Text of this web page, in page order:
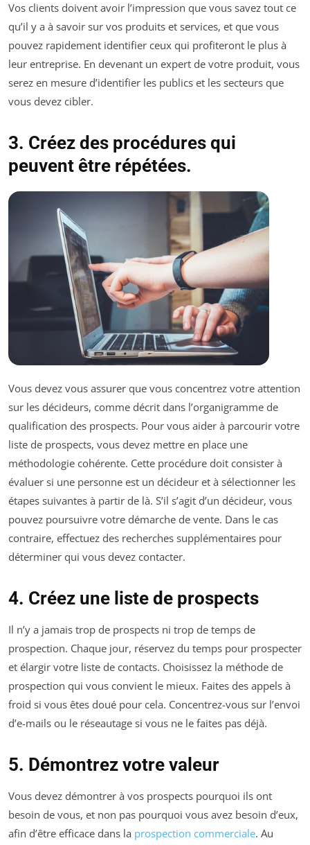
Vos clients doivent avoir l’impression que vous savez tout ce
qu’il y a à savoir sur vos produits et services, et que vous
pouvez rapidement identifier ceux qui profiteront le plus à
leur entreprise. En devenant un expert de votre produit, vous
serez en mesure d’identifier les publics et les secteurs que
vous devez cibler.
3. Créez des procédures qui
peuvent être répétées.
Vous devez vous assurer que vous concentrez votre attention
sur les décideurs, comme décrit dans l’organigramme de
qualification des prospects. Pour vous aider à parcourir votre
liste de prospects, vous devez mettre en place une
méthodologie cohérente. Cette procédure doit consister à
évaluer si une personne est un décideur et à sélectionner les
étapes suivantes à partir de là. S’il s’agit d’un décideur, vous
pouvez poursuivre votre démarche de vente. Dans le cas
contraire, effectuez des recherches supplémentaires pour
déterminer qui vous devez contacter.
4. Créez une liste de prospects
Il n’y a jamais trop de prospects ni trop de temps de
prospection. Chaque jour, réservez du temps pour prospecter
et élargir votre liste de contacts. Choisissez la méthode de
prospection qui vous convient le mieux. Faites des appels à
froid si vous êtes doué pour cela. Concentrez-vous sur l’envoi
d’e-mails ou le réseautage si vous ne le faites pas déjà.
5. Démontrez votre valeur
Vous devez démontrer à vos prospects pourquoi ils ont
besoin de vous, et non pas pourquoi vous avez besoin d’eux,
afin d’être efficace dans la prospection commerciale. Au